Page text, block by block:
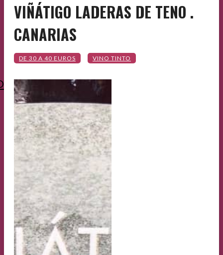
VIÑÁTIGO LADERAS DE TENO .
CANARIAS